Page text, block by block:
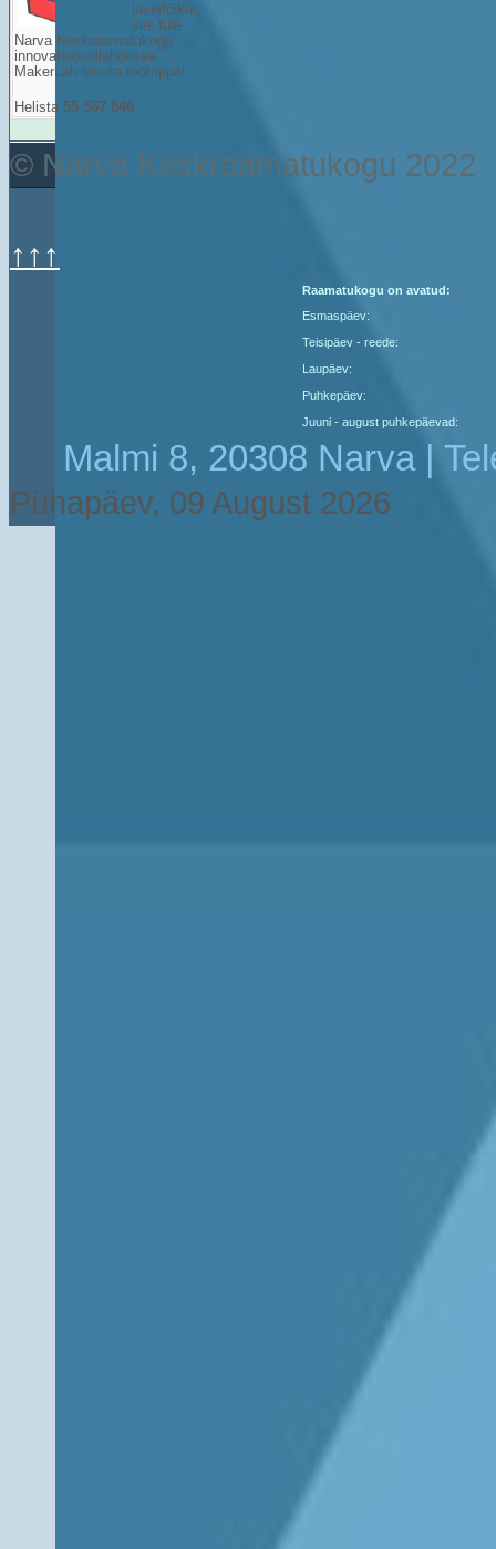
laserlõikur,
siis tule
Narva Keskraamatukogu
innovatsioonilaborisse
MakerLab tasuta töötuppa!
Helista 55 567 846
© Narva Keskraamatukogu 2022
↑↑↑
Raamatukogu on avatud:
Esmaspäev:
Teisipäev - reede:
Laupäev:
Puhkepäev:
Juuni - august puhkepäevad:
Malmi 8, 20308 Narva |
Pühapäev, 09 August 2026